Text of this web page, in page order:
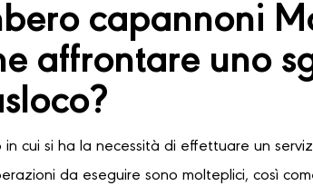
capannoni
affrontare uno
in cui si ha la necessità di effettuare un
da eseguire sono molteplici, così